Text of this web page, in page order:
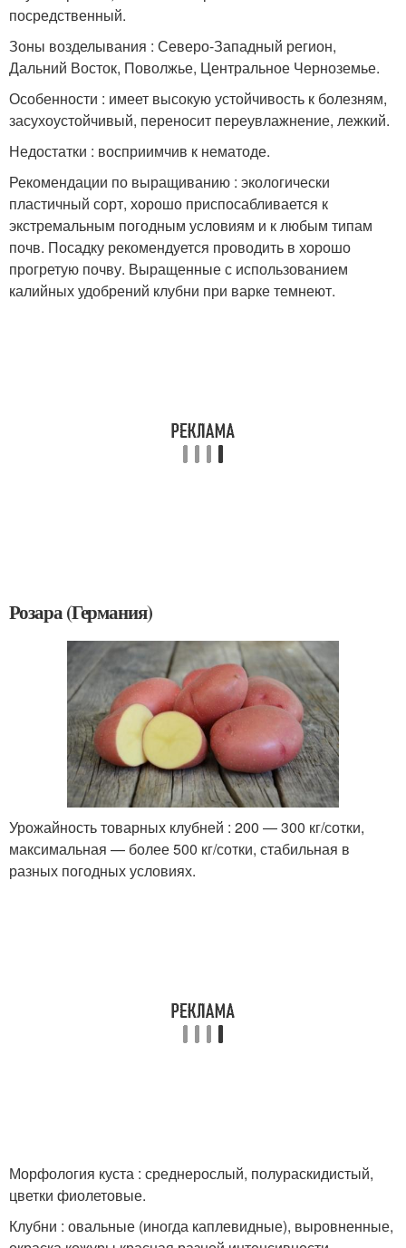
посредственный.
Зоны возделывания : Северо-Западный регион,
Дальний Восток, Поволжье, Центральное Черноземье.
Особенности : имеет высокую устойчивость к болезням,
засухоустойчивый, переносит переувлажнение, лежкий.
Недостатки : восприимчив к нематоде.
Рекомендации по выращиванию : экологически
пластичный сорт, хорошо приспосабливается к
экстремальным погодным условиям и к любым типам
почв. Посадку рекомендуется проводить в хорошо
прогретую почву. Выращенные с использованием
калийных удобрений клубни при варке темнеют.
Розара (Германия)
Урожайность товарных клубней : 200 — 300 кг/сотки,
максимальная — более 500 кг/сотки, стабильная в
разных погодных условиях.
Морфология куста : среднерослый, полураскидистый,
цветки фиолетовые.
Клубни : овальные (иногда каплевидные), выровненные,